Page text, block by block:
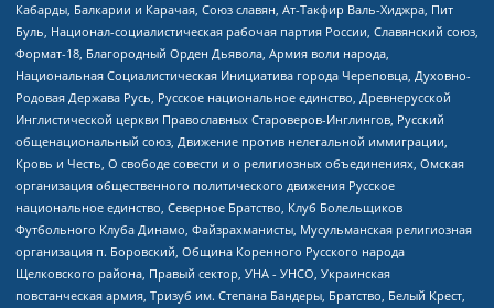
Кабарды, Балкарии и Карачая, Союз славян, Ат-Такфир Валь-Хиджра, Пит
Буль, Национал-социалистическая рабочая партия России, Славянский союз,
Формат-18, Благородный Орден Дьявола, Армия воли народа,
Национальная Социалистическая Инициатива города Череповца, Духовно-
Родовая Держава Русь, Русское национальное единство, Древнерусской
Инглистической церкви Православных Староверов-Инглингов, Русский
общенациональный союз, Движение против нелегальной иммиграции,
Кровь и Честь, О свободе совести и о религиозных объединениях, Омская
организация общественного политического движения Русское
национальное единство, Северное Братство, Клуб Болельщиков
Футбольного Клуба Динамо, Файзрахманисты, Мусульманская религиозная
организация п. Боровский, Община Коренного Русского народа
Щелковского района, Правый сектор, УНА - УНСО, Украинская
повстанческая армия, Тризуб им. Степана Бандеры, Братство, Белый Крест,